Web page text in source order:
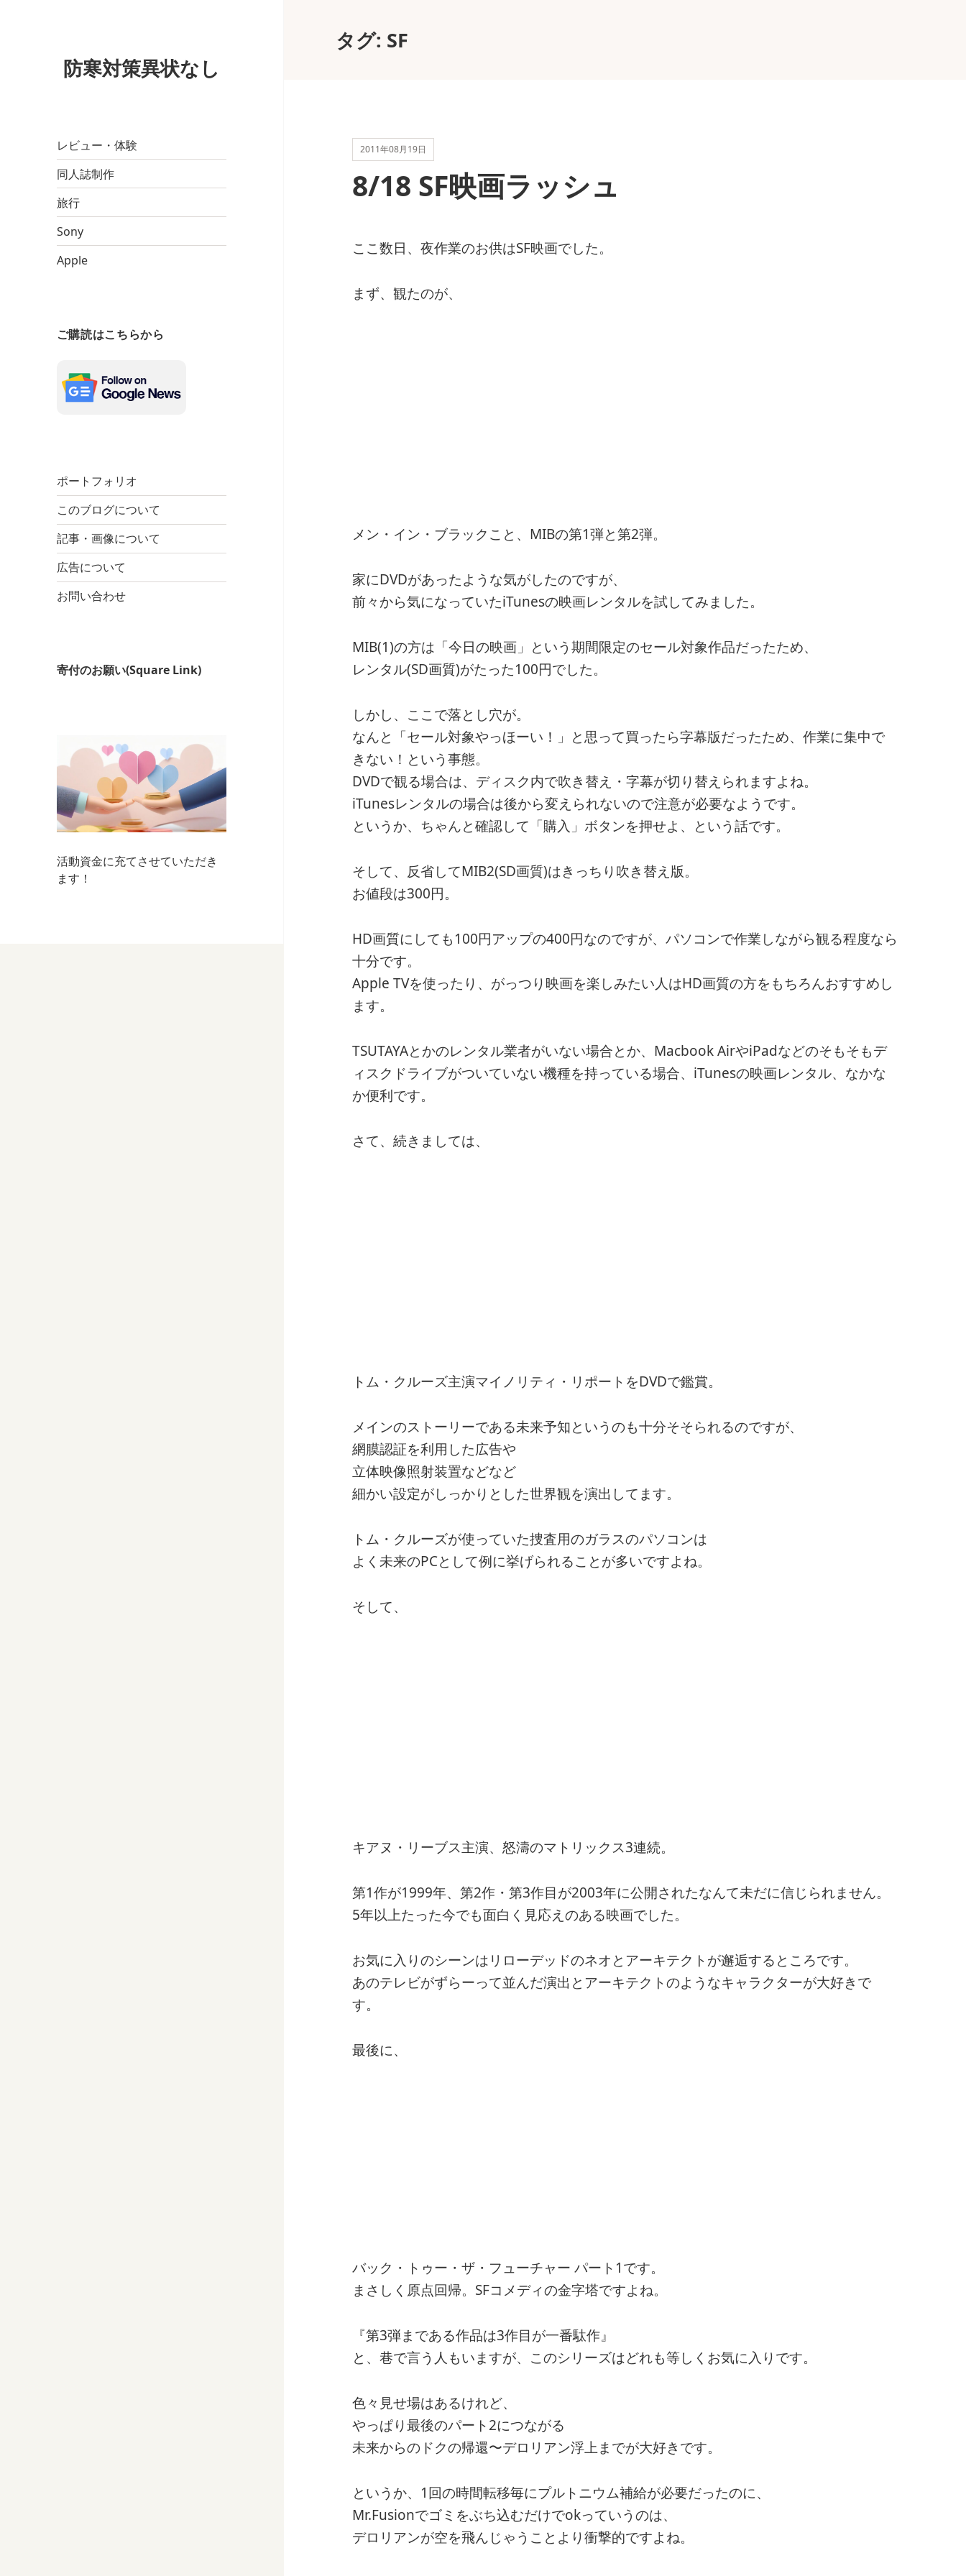
防寒対策異状なし
レビュー・体験
同人誌制作
旅行
Sony
Apple
ご購読はこちらから
ポートフォリオ
このブログについて
記事・画像について
広告について
お問い合わせ
寄付のお願い(Square Link)
活動資金に充てさせていただき
ます！
タグ: SF
2011年08月19日
8/18 SF映画ラッシュ
ここ数日、夜作業のお供はSF映画でした。
まず、観たのが、
メン・イン・ブラックこと、MIBの第1弾と第2弾。
家にDVDがあったような気がしたのですが、
前々から気になっていたiTunesの映画レンタルを試してみました。
MIB(1)の方は「今日の映画」という期間限定のセール対象作品だったため、
レンタル(SD画質)がたった100円でした。
しかし、ここで落とし穴が。
なんと「セール対象やっほーい！」と思って買ったら字幕版だったため、作業に集中で
きない！という事態。
DVDで観る場合は、ディスク内で吹き替え・字幕が切り替えられますよね。
iTunesレンタルの場合は後から変えられないので注意が必要なようです。
というか、ちゃんと確認して「購入」ボタンを押せよ、という話です。
そして、反省してMIB2(SD画質)はきっちり吹き替え版。
お値段は300円。
HD画質にしても100円アップの400円なのですが、パソコンで作業しながら観る程度なら
十分です。
Apple TVを使ったり、がっつり映画を楽しみたい人はHD画質の方をもちろんおすすめし
ます。
TSUTAYAとかのレンタル業者がいない場合とか、Macbook AirやiPadなどのそもそもデ
ィスクドライブがついていない機種を持っている場合、iTunesの映画レンタル、なかな
か便利です。
さて、続きましては、
トム・クルーズ主演マイノリティ・リポートをDVDで鑑賞。
メインのストーリーである未来予知というのも十分そそられるのですが、
網膜認証を利用した広告や
立体映像照射装置などなど
細かい設定がしっかりとした世界観を演出してます。
トム・クルーズが使っていた捜査用のガラスのパソコンは
よく未来のPCとして例に挙げられることが多いですよね。
そして、
キアヌ・リーブス主演、怒濤のマトリックス3連続。
第1作が1999年、第2作・第3作目が2003年に公開されたなんて未だに信じられません。
5年以上たった今でも面白く見応えのある映画でした。
お気に入りのシーンはリローデッドのネオとアーキテクトが邂逅するところです。
あのテレビがずらーって並んだ演出とアーキテクトのようなキャラクターが大好きで
す。
最後に、
バック・トゥー・ザ・フューチャー パート1です。
まさしく原点回帰。SFコメディの金字塔ですよね。
『第3弾まである作品は3作目が一番駄作』
と、巷で言う人もいますが、このシリーズはどれも等しくお気に入りです。
色々見せ場はあるけれど、
やっぱり最後のパート2につながる
未来からのドクの帰還〜デロリアン浮上までが大好きです。
というか、1回の時間転移毎にプルトニウム補給が必要だったのに、
Mr.Fusionでゴミをぶち込むだけでokっていうのは、
デロリアンが空を飛んじゃうことより衝撃的ですよね。